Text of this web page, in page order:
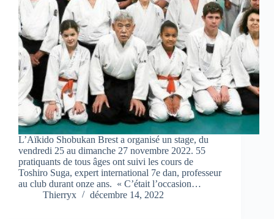
L’Aïkido Shobukan Brest a organisé un stage, du
vendredi 25 au dimanche 27 novembre 2022. 55
pratiquants de tous âges ont suivi les cours de
Toshiro Suga, expert international 7e dan, professeur
au club durant onze ans. « C’était l’occasion…
Thierryx
décembre 14, 2022